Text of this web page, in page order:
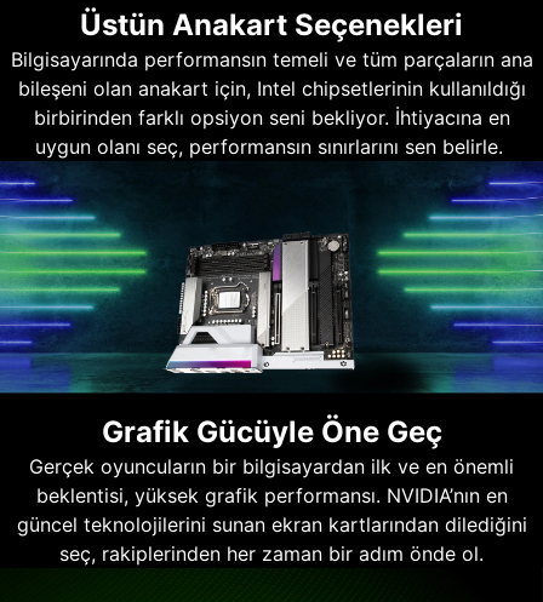
Üstün Anakart Seçenekleri
Bilgisayarında performansın temeli ve tüm parçaların ana
bileşeni olan anakart için, Intel chipsetlerinin kullanıldığı
birbirinden farklı opsiyon seni bekliyor. İhtiyacına en
uygun olanı seç, performansın sınırlarını sen belirle.
Grafik Gücüyle Öne Geç
Gerçek oyuncuların bir bilgisayardan ilk ve en önemli
beklentisi, yüksek grafik performansı. NVIDIA’nın en
güncel teknolojilerini sunan ekran kartlarından dilediğini
seç, rakiplerinden her zaman bir adım önde ol.